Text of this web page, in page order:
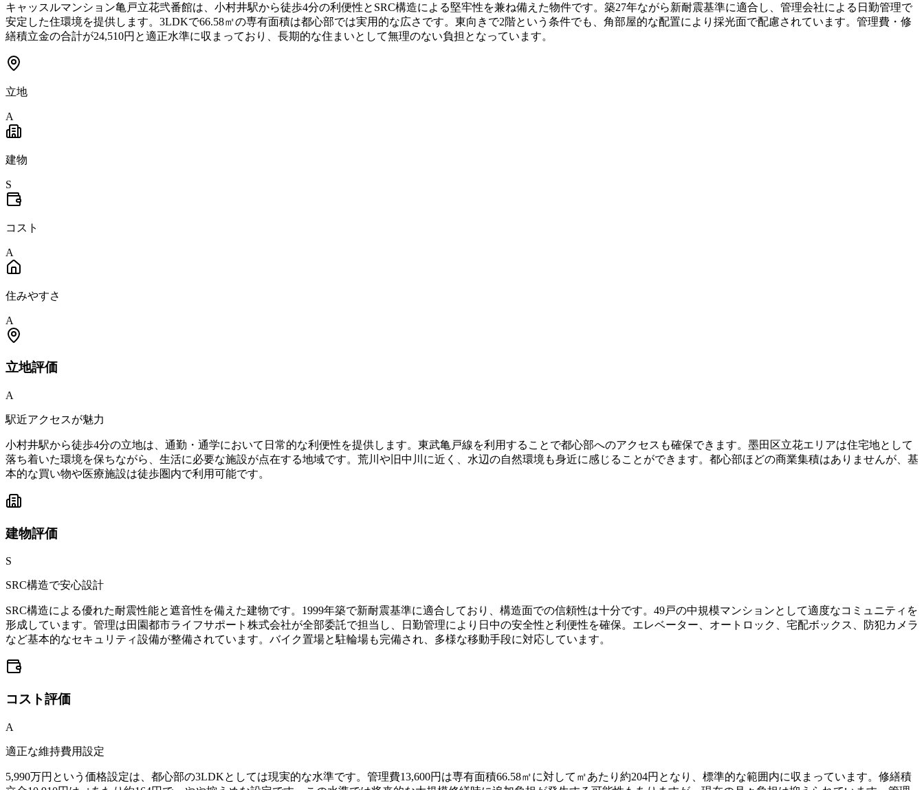
キャッスルマンション亀戸立花弐番館は、小村井駅から徒歩4分の利便性とSRC構造による堅牢性を兼ね備えた物件です。築27年ながら新耐震基準に適合し、管理会社による日勤管理で
安定した住環境を提供します。3LDKで66.58㎡の専有面積は都心部では実用的な広さです。東向きで2階という条件でも、角部屋的な配置により採光面で配慮されています。管理費・修
繕積立金の合計が24,510円と適正水準に収まっており、長期的な住まいとして無理のない負担となっています。
立地
A
建物
S
コスト
A
住みやすさ
A
立地評価
A
駅近アクセスが魅力
小村井駅から徒歩4分の立地は、通勤・通学において日常的な利便性を提供します。東武亀戸線を利用することで都心部へのアクセスも確保できます。墨田区立花エリアは住宅地として
落ち着いた環境を保ちながら、生活に必要な施設が点在する地域です。荒川や旧中川に近く、水辺の自然環境も身近に感じることができます。都心部ほどの商業集積はありませんが、基
本的な買い物や医療施設は徒歩圏内で利用可能です。
建物評価
S
SRC構造で安心設計
SRC構造による優れた耐震性能と遮音性を備えた建物です。1999年築で新耐震基準に適合しており、構造面での信頼性は十分です。49戸の中規模マンションとして適度なコミュニティを
形成しています。管理は田園都市ライフサポート株式会社が全部委託で担当し、日勤管理により日中の安全性と利便性を確保。エレベーター、オートロック、宅配ボックス、防犯カメラ
など基本的なセキュリティ設備が整備されています。バイク置場と駐輪場も完備され、多様な移動手段に対応しています。
コスト評価
A
適正な維持費用設定
5,990万円という価格設定は、都心部の3LDKとしては現実的な水準です。管理費13,600円は専有面積66.58㎡に対して㎡あたり約204円となり、標準的な範囲内に収まっています。修繕積